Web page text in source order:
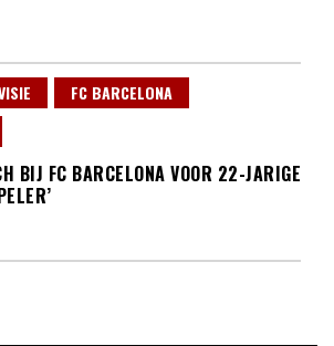
FC BARCELONA
BIJ FC BARCELONA VOOR 22-JARIGE